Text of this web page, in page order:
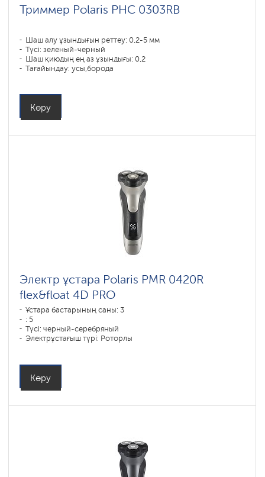
Триммер Polaris PHC 0303RB
Шаш алу ұзындығын реттеу: 0,2-5 мм
Түсі: зеленый-черный
Шаш қиюдың ең аз ұзындығы: 0,2
Тағайындау: усы,борода
Көру
Электр ұстара Polaris PMR 0420R
flex&float 4D PRO
Ұстара бастарының саны: 3
: 5
Түсі: черный-серебряный
Электрұстағыш түрі: Роторлы
Батареяны зарядтау уақыты: 1,5
Көру